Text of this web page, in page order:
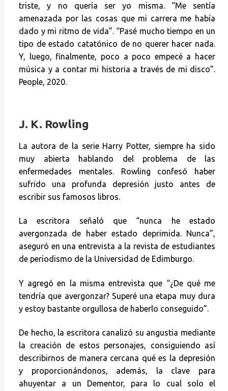
triste, y no quería ser yo misma. “Me sentía
amenazada por las cosas que mi carrera me había
dado y mi ritmo de vida”. “Pasé mucho tiempo en un
tipo de estado catatónico de no querer hacer nada.
Y, luego, finalmente, poco a poco empecé a hacer
música y a contar mi historia a través de mi disco”.
People, 2020.
J. K. Rowling
La autora de la serie Harry Potter, siempre ha sido
muy abierta hablando del problema de las
enfermedades mentales. Rowling confesó haber
sufrido una profunda depresión justo antes de
escribir sus famosos libros.
La escritora señaló que “nunca he estado
avergonzada de haber estado deprimida. Nunca”,
aseguró en una entrevista a la revista de estudiantes
de periodismo de la Universidad de Edimburgo.
Y agregó en la misma entrevista que “¿De qué me
tendría que avergonzar? Superé una etapa muy dura
y estoy bastante orgullosa de haberlo conseguido”.
De hecho, la escritora canalizó su angustia mediante
la creación de estos personajes, consiguiendo así
describirnos de manera cercana qué es la depresión
y proporcionándonos, además, la clave para
ahuyentar a un Dementor, para lo cual solo el